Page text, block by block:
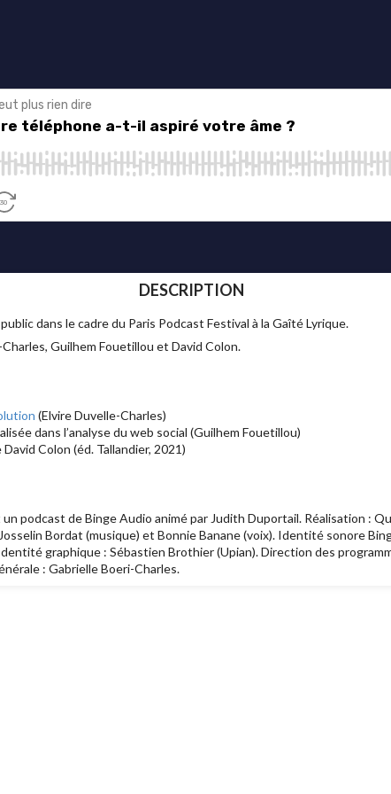
DESCRIPTION
dans le cadre du Paris Podcast Festival à la Gaîté Lyrique.
Guilhem Fouetillou et David Colon.
(Elvire Duvelle-Charles)
dans l’analyse du web social (Guilhem Fouetillou)
David Colon (éd. Tallandier, 2021)
podcast de Binge Audio animé par Judith Duportail. Réalisation :
Bordat (musique) et Bonnie Banane (voix). Identité sonore
graphique : Sébastien Brothier (Upian). Direction des
: Gabrielle Boeri-Charles.